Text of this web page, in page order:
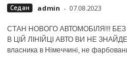
Седан admin - 07.08.2023
СТАН НОВОГО АВТОМОБІЛЯ!!!
В ЦІЙ ЛІНІЙЦІ АВТО ВИ НЕ
власника в Німеччині, не